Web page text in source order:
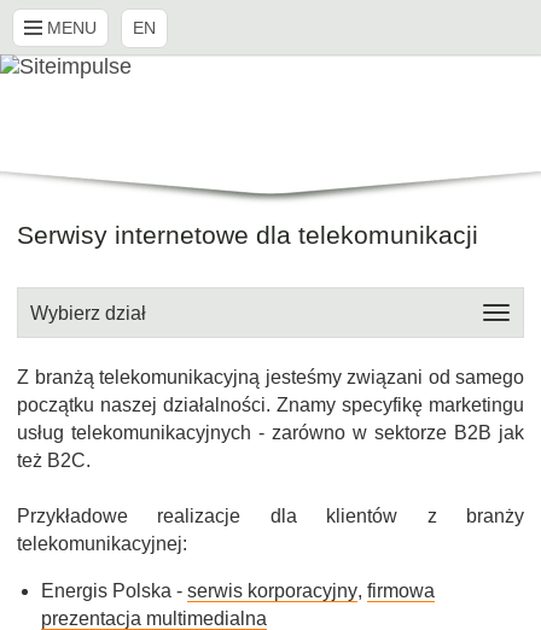
EN
MENU
Serwisy internetowe dla telekomunikacji
Wybierz dział
Z branżą telekomunikacyjną jesteśmy związani od samego
początku naszej działalności. Znamy specyfikę marketingu
usług telekomunikacyjnych - zarówno w sektorze B2B jak
też B2C.
Przykładowe realizacje dla klientów z branży
telekomunikacyjnej:
Energis Polska - serwis korporacyjny, firmowa
prezentacja multimedialna